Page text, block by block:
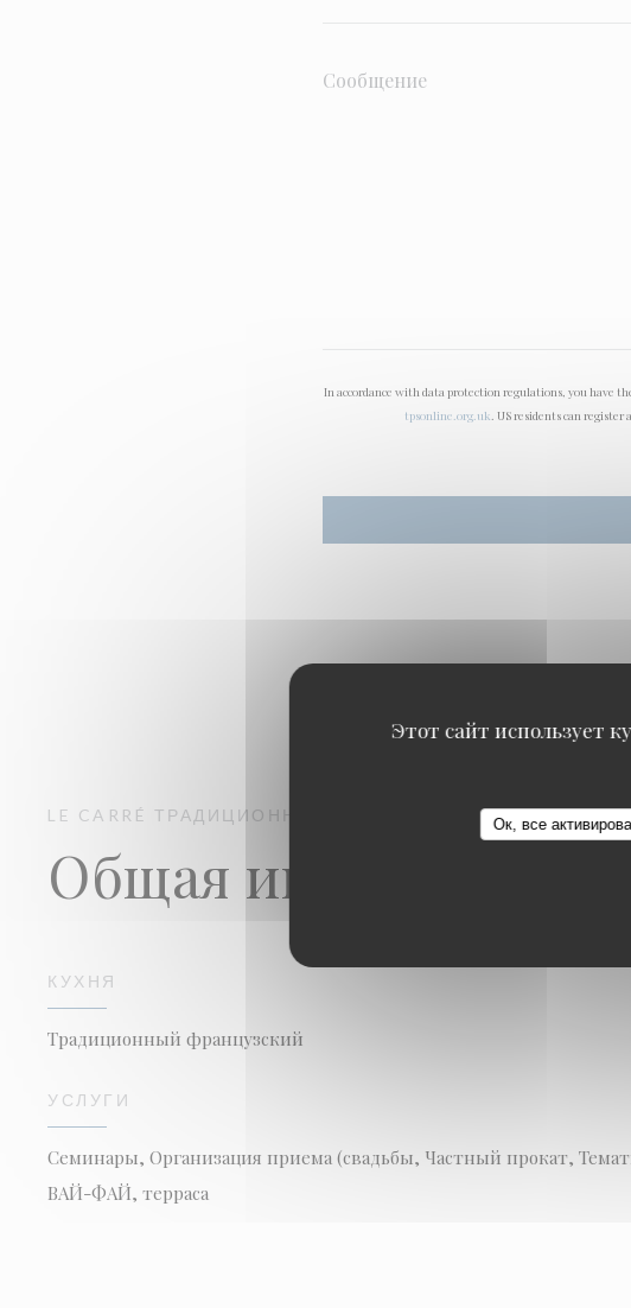
Этот сайт использует
Ок, все
In accordance with data protection regulations, you have
tpsonline.org.uk. US residents can register
LE CARRÉ ТРАДИЦИОННЫЙ РЕСТОРАН SENLIS
Общая информация
КУХНЯ
Традиционный французский
УСЛУГИ
Семинары, Организация приема (свадьбы, Частный прокат,
ВАЙ-ФАЙ, терраса